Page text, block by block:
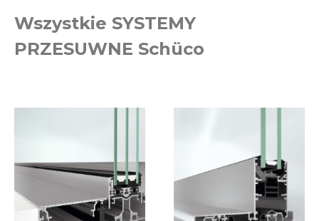
Wszystkie SYSTEMY
PRZESUWNE Schüco